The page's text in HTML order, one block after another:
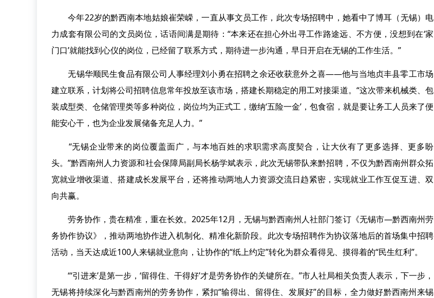
今年22岁的黔西南本地姑娘崔荣嵘，一直从事文员工作，此次专场招聘中，她看中了博耳（无锡）电
力成套有限公司的文员岗位，话语间满是期待：“本来还在担心外出寻工作路途远、不方便，没想到在‘家
门口’就能找到心仪的岗位，已经留了联系方式，期待进一步沟通，早日开启在无锡的工作生活。”
无锡华顺民生食品有限公司人事经理刘小勇在招聘之余还收获意外之喜——他与当地贞丰县零工市场
建立联系，计划将公司招聘信息常年投放至该市场，搭建长期稳定的用工对接渠道。“这次带来机械类、包
装成型类、仓储管理类等多种岗位，岗位均为正式工，缴纳‘五险一金’，包食宿，就是要让务工人员来了便
能安心干，也为企业发展储备充足人力。”
“无锡企业带来的岗位覆盖面广，与本地百姓的求职需求高度契合，让大伙有了更多选择、更多盼
头。”黔西南州人力资源和社会保障局副局长杨学斌表示，此次无锡带队来黔招聘，不仅为黔西南州群众拓
宽就业增收渠道、搭建成长发展平台，还将推动两地人力资源交流日趋紧密，实现就业工作互促互进、双
向共赢。
劳务协作，贵在精准，重在长效。2025年12月，无锡与黔西南州人社部门签订《无锡市—黔西南州劳
务协作协议》，推动两地协作进入机制化、精准化新阶段。此次专场招聘作为协议落地后的首场集中招聘
活动，当天达成近100人来锡就业意向，让协作的“纸上约定”转化为群众看得见、摸得着的“民生红利”。
“‘引进来’是第一步，‘留得住、干得好’才是劳务协作的关键所在。”市人社局相关负责人表示，下一步，
无锡将持续深化与黔西南州的劳务协作，紧扣“输得出、留得住、发展好”的目标，全力做好黔西南州来锡